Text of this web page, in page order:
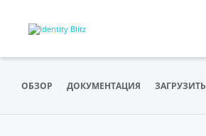
ОБЗОР ДОКУМЕНТАЦИЯ ЗАГРУЗИТЬ